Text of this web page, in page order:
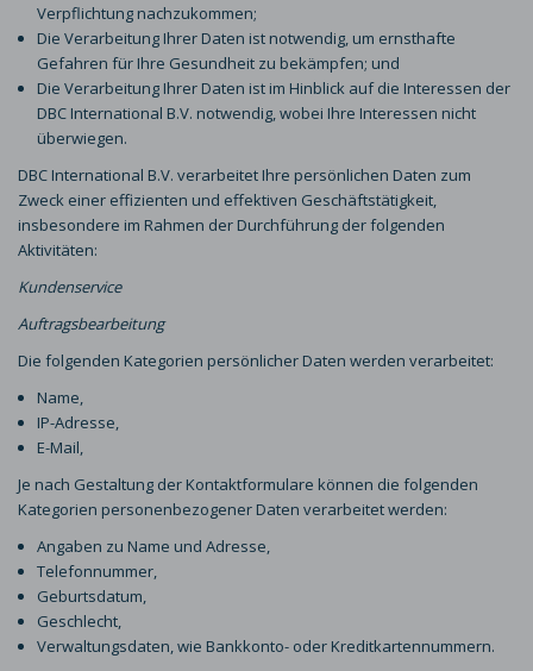
Verpflichtung nachzukommen;
Die Verarbeitung Ihrer Daten ist notwendig, um ernsthafte
Gefahren für Ihre Gesundheit zu bekämpfen; und
Die Verarbeitung Ihrer Daten ist im Hinblick auf die Interessen der
DBC International B.V. notwendig, wobei Ihre Interessen nicht
überwiegen.
DBC International B.V. verarbeitet Ihre persönlichen Daten zum
Zweck einer effizienten und effektiven Geschäftstätigkeit,
insbesondere im Rahmen der Durchführung der folgenden
Aktivitäten:
Kundenservice
Auftragsbearbeitung
Die folgenden Kategorien persönlicher Daten werden verarbeitet:
Name,
IP-Adresse,
E-Mail,
Je nach Gestaltung der Kontaktformulare können die folgenden
Kategorien personenbezogener Daten verarbeitet werden:
Angaben zu Name und Adresse,
Telefonnummer,
Geburtsdatum,
Geschlecht,
Verwaltungsdaten, wie Bankkonto- oder Kreditkartennummern.